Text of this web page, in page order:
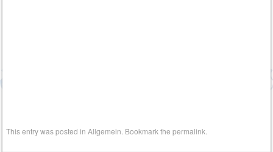
This entry was posted inAllgemein. Bookmark thepermalink.